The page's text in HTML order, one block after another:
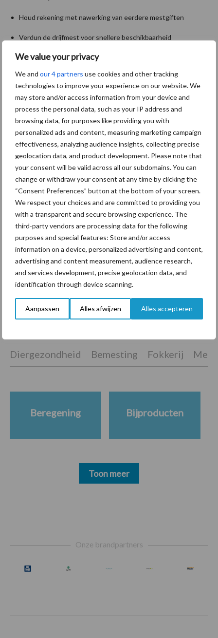
We value your privacy
We and our 4 partners use cookies and other tracking
technologies to improve your experience on our website. We
may store and/or access information from your device and
process the personal data, such as your IP address and
browsing data, for purposes like providing you with
personalized ads and content, measuring marketing campaign
effectiveness, analyzing audience insights, collecting precise
geolocation data, and product development. Please note that
your consent will be valid across all our subdomains. You can
change or withdraw your consent at any time by clicking the
“Consent Preferences” button at the bottom of your screen.
We respect your choices and are committed to providing you
with a transparent and secure browsing experience. The
third-party vendors are processing data for the following
purposes and special features: Store and/or access
information on a device, personalized advertising and content,
advertising and content measurement, audience research,
and services development, precise geolocation data, and
identification through device scanning.
Aanpassen Alles afwijzen Alles accepteren
Houd rekening met nawerking van eerdere mestgiften
Verdun de drijfmest voor snellere beschikbaarheid
Meer advies nodig? Neem contact op met één van onze rundvee-
of ruwvoerspecialisten.
Aanbevolen voor jou!
Van onze partner De Heus
De Heus rondt overname CJ
Feed & Care af
Van onze partner De Heus
Bemesting 2026: zo haal je
meer uit minder stikstof
Van onze partner De Heus
Stefan Galesloot investeert
in stal en voer voor rust op
het erf
Diergezondheid Bemesting Fokkerij
Beregening Bijproducten
Toon meer
Onze brandpartners